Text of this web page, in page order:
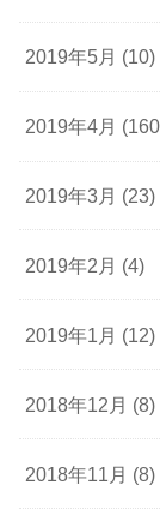
2019年5月 (10)
2019年4月
2019年3月 (23)
2019年2月 (4)
2019年1月 (12)
2018年12月 (8)
2018年11月 (8)